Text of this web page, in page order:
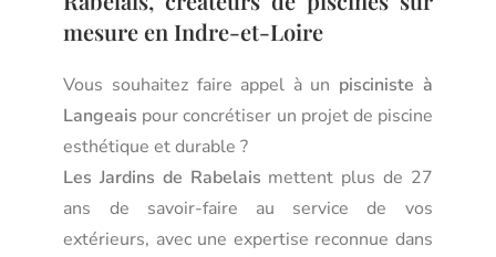
mesure en Indre-et-Loire
Vous souhaitez faire appel à un pisciniste à
Langeais pour concrétiser un projet de piscine
esthétique et durable ?
Les Jardins de Rabelais mettent plus de 27
ans de savoir-faire au service de vos
extérieurs, avec une expertise reconnue dans